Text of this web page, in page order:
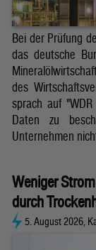
Bei der Prüfung
das deutsche
des
sprach auf
Daten zu
Unternehmen
Weniger
durch
5. August 2026,